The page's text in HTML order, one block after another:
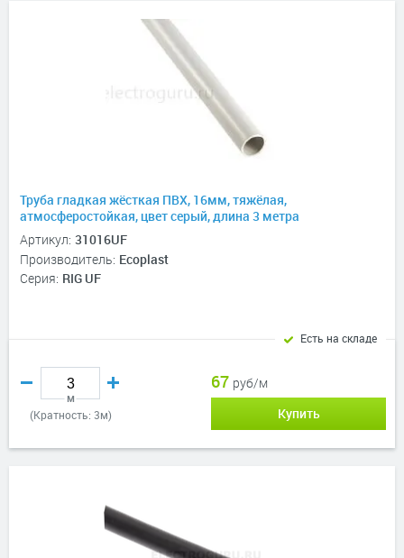
Труба гладкая жёсткая ПВХ, 16мм, тяжёлая,
атмосферостойкая, цвет серый, длина 3 метра
Артикул: 31016UF
Производитель: Ecoplast
Серия: RIG UF
м
(Кратность: 3м)
67 руб/м
Купить
Есть на складе